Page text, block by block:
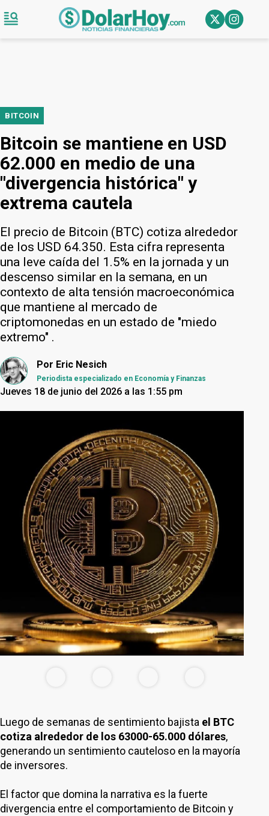
BITCOIN
Bitcoin se mantiene en USD
62.000 en medio de una
"divergencia histórica" y
extrema cautela
El precio de Bitcoin (BTC) cotiza alrededor
de los USD 64.350. Esta cifra representa
una leve caída del 1.5% en la jornada y un
descenso similar en la semana, en un
contexto de alta tensión macroeconómica
que mantiene al mercado de
criptomonedas en un estado de "miedo
extremo" .
Por Eric Nesich
Periodista especializado en Economía y Finanzas
Jueves 18 de junio del 2026 a las 1:55 pm
Luego de semanas de sentimiento bajista el BTC
cotiza alrededor de los 63000-65.000 dólares,
generando un sentimiento cauteloso en la mayoría
de inversores.
El factor que domina la narrativa es la fuerte
divergencia entre el comportamiento de Bitcoin y